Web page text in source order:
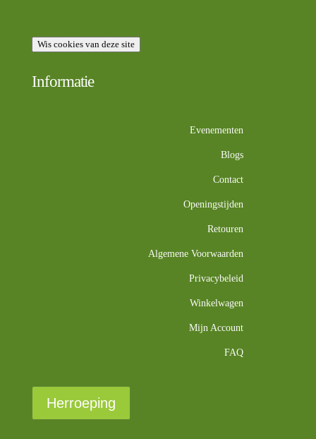
Wis cookies van deze site
Informatie
Evenementen
Blogs
Contact
Openingstijden
Retouren
Algemene Voorwaarden
Privacybeleid
Winkelwagen
Mijn Account
FAQ
Herroeping